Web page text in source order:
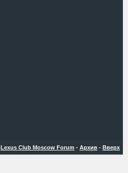
Lexus Club Moscow Forum - Архив - Вверх